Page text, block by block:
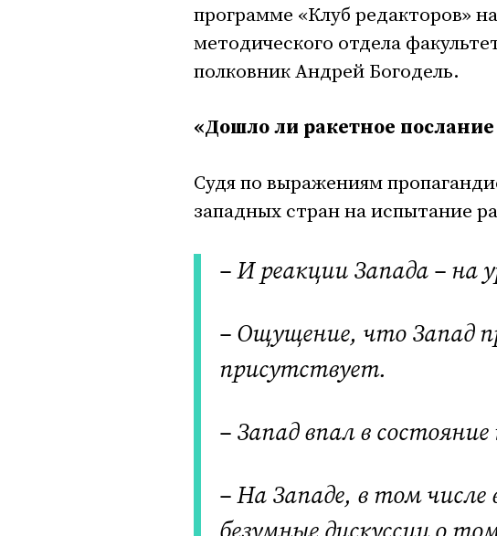
программе «Клуб редакторов»
методического отдела
полковник Андрей Богодель.
«Дошло ли ракетное послание
Судя по выражениям
западных стран на испытание
– И реакции Запада – на
– Ощущение, что Запад
присутствует.
– Запад впал в
– На Западе, в том